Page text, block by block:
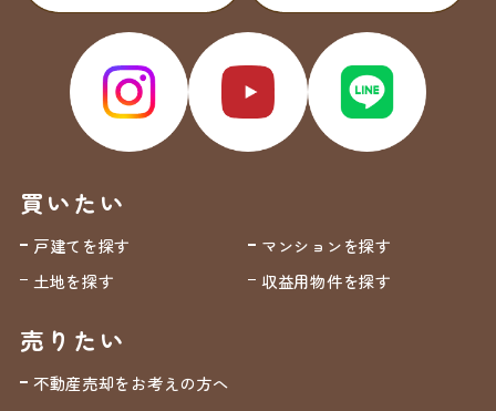
買いたい
戸建てを探す
マンションを探す
土地を探す
収益用物件を探す
売りたい
不動産売却をお考えの方へ